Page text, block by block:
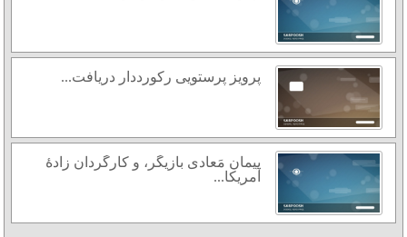
پرویز پرستویی رکورددار دریافت...
پیمان مَعادی بازیگر، و کارگردان زادهٔ
آمریکا...